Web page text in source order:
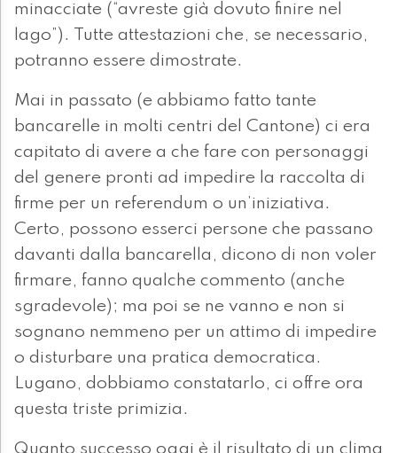
minacciate (“avreste già dovuto finire nel
lago”). Tutte attestazioni che, se necessario,
potranno essere dimostrate.
Mai in passato (e abbiamo fatto tante
bancarelle in molti centri del Cantone) ci era
capitato di avere a che fare con personaggi
del genere pronti ad impedire la raccolta di
firme per un referendum o un’iniziativa.
Certo, possono esserci persone che passano
davanti dalla bancarella, dicono di non voler
firmare, fanno qualche commento (anche
sgradevole); ma poi se ne vanno e non si
sognano nemmeno per un attimo di impedire
o disturbare una pratica democratica.
Lugano, dobbiamo constatarlo, ci offre ora
questa triste primizia.